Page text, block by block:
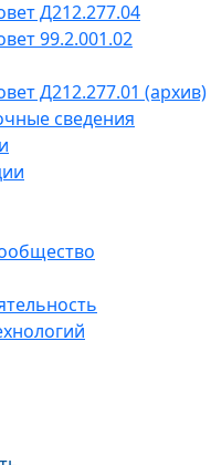
Д212.277.04
99.2.001.02
Д212.277.01 (архив)
сведения